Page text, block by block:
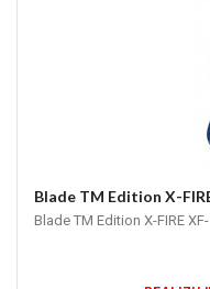
Blade TM Edition X-
Blade TM Edition X-FIRE